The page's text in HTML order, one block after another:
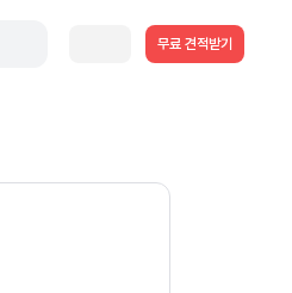
무료 견적받기